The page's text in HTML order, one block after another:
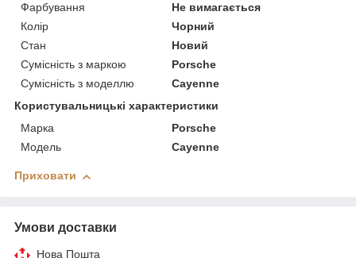
Фарбування
Не вимагається
Колір
Чорний
Стан
Новий
Сумісність з маркою
Porsche
Сумісність з моделлю
Cayenne
Користувальницькі характеристики
Марка
Porsche
Модель
Cayenne
Приховати
Умови доставки
Нова Пошта